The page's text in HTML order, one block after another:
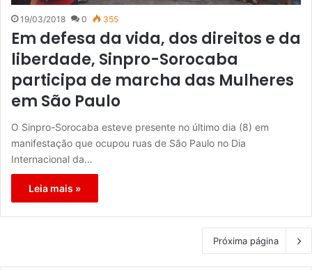
19/03/2018 0 355
Em defesa da vida, dos direitos e da
liberdade, Sinpro-Sorocaba
participa de marcha das Mulheres
em São Paulo
O Sinpro-Sorocaba esteve presente no último dia (8) em
manifestação que ocupou ruas de São Paulo no Dia
Internacional da…
Leia mais »
Próxima página